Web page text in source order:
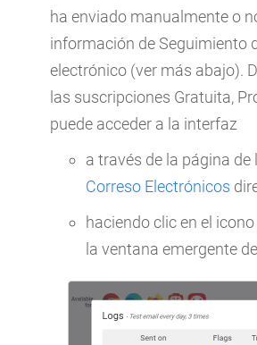
ha enviado manualmente o
información de Seguimiento
electrónico (ver más abajo).
las suscripciones Gratuita,
puede acceder a la interfaz
a través de la página de
Correso Electrónicos
haciendo clic en el
la ventana emergente